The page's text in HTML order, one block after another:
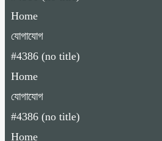
Home
যোগাযোগ
#4386 (no title)
Home
যোগাযোগ
#4386 (no title)
Home